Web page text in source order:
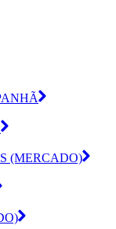
(MERCADO)